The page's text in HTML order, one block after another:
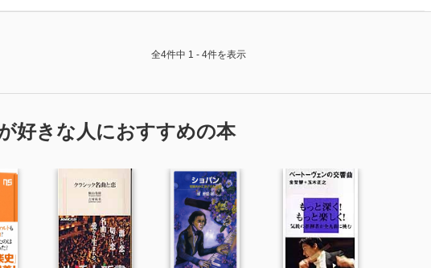
全4件中 1 - 4件を表示
好きな人におすすめの本